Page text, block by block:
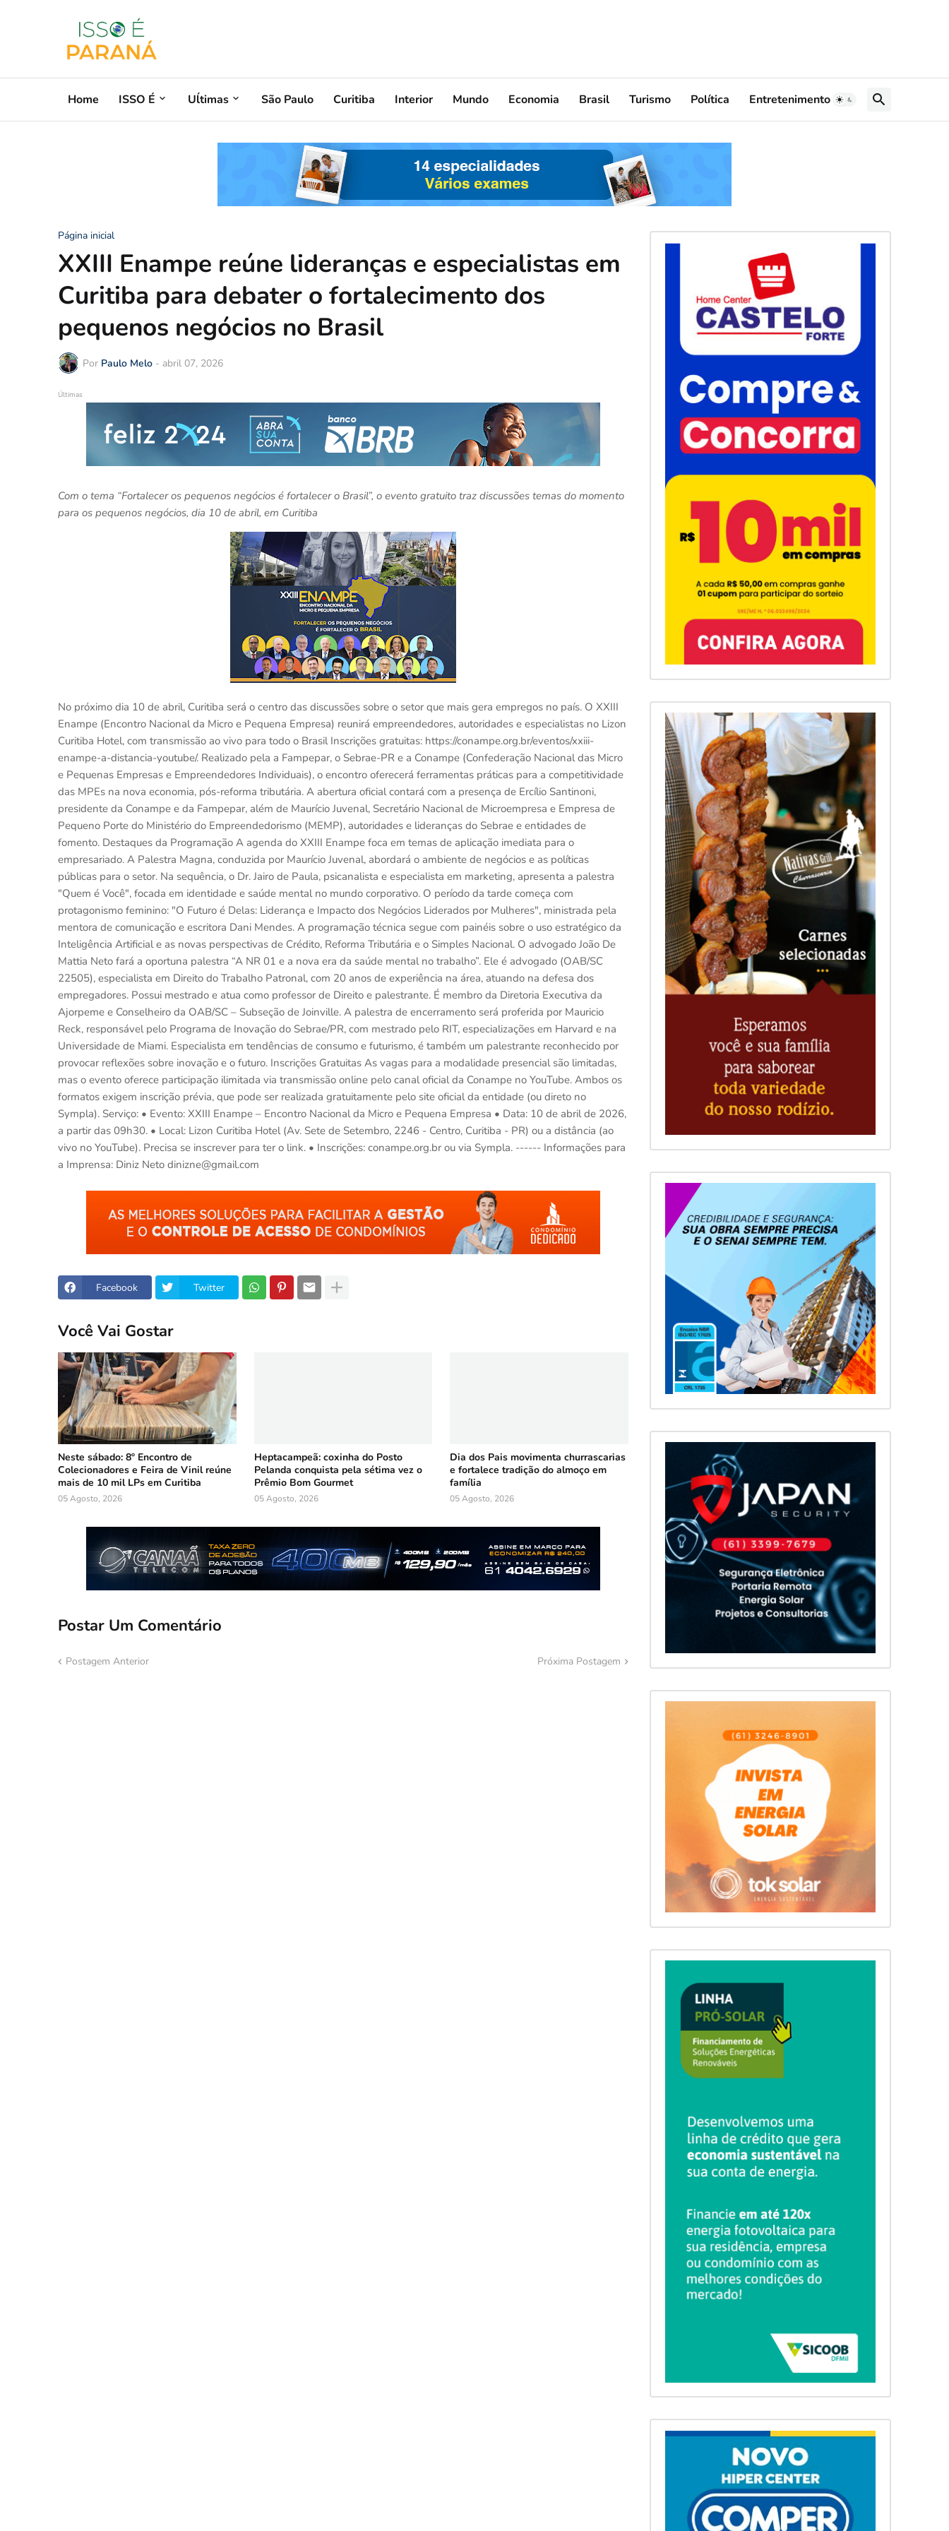
Home ISSO É Uĺtimas São Paulo Curitiba Interior Mundo Economia Brasil Turismo Política Entretenimento
Página inicial
XXIII Enampe reúne lideranças e especialistas em
Curitiba para debater o fortalecimento dos
pequenos negócios no Brasil
Por Paulo Melo - abril 07, 2026
Últimas
Com o tema “Fortalecer os pequenos negócios é fortalecer o Brasil”, o evento gratuito traz discussões temas do momento
para os pequenos negócios, dia 10 de abril, em Curitiba
No próximo dia 10 de abril, Curitiba será o centro das discussões sobre o setor que mais gera empregos no país. O XXIII
Enampe (Encontro Nacional da Micro e Pequena Empresa) reunirá empreendedores, autoridades e especialistas no Lizon
Curitiba Hotel, com transmissão ao vivo para todo o Brasil Inscrições gratuitas: https://conampe.org.br/eventos/xxiii-
enampe-a-distancia-youtube/. Realizado pela a Fampepar, o Sebrae-PR e a Conampe (Confederação Nacional das Micro
e Pequenas Empresas e Empreendedores Individuais), o encontro oferecerá ferramentas práticas para a competitividade
das MPEs na nova economia, pós-reforma tributária. A abertura oficial contará com a presença de Ercílio Santinoni,
presidente da Conampe e da Fampepar, além de Maurício Juvenal, Secretário Nacional de Microempresa e Empresa de
Pequeno Porte do Ministério do Empreendedorismo (MEMP), autoridades e lideranças do Sebrae e entidades de
fomento. Destaques da Programação A agenda do XXIII Enampe foca em temas de aplicação imediata para o
empresariado. A Palestra Magna, conduzida por Maurício Juvenal, abordará o ambiente de negócios e as políticas
públicas para o setor. Na sequência, o Dr. Jairo de Paula, psicanalista e especialista em marketing, apresenta a palestra
"Quem é Você", focada em identidade e saúde mental no mundo corporativo. O período da tarde começa com
protagonismo feminino: "O Futuro é Delas: Liderança e Impacto dos Negócios Liderados por Mulheres", ministrada pela
mentora de comunicação e escritora Dani Mendes. A programação técnica segue com painéis sobre o uso estratégico da
Inteligência Artificial e as novas perspectivas de Crédito, Reforma Tributária e o Simples Nacional. O advogado João De
Mattia Neto fará a oportuna palestra “A NR 01 e a nova era da saúde mental no trabalho”. Ele é advogado (OAB/SC
22505), especialista em Direito do Trabalho Patronal, com 20 anos de experiência na área, atuando na defesa dos
empregadores. Possui mestrado e atua como professor de Direito e palestrante. É membro da Diretoria Executiva da
Ajorpeme e Conselheiro da OAB/SC – Subseção de Joinville. A palestra de encerramento será proferida por Mauricio
Reck, responsável pelo Programa de Inovação do Sebrae/PR, com mestrado pelo RIT, especializações em Harvard e na
Universidade de Miami. Especialista em tendências de consumo e futurismo, é também um palestrante reconhecido por
provocar reflexões sobre inovação e o futuro. Inscrições Gratuitas As vagas para a modalidade presencial são limitadas,
mas o evento oferece participação ilimitada via transmissão online pelo canal oficial da Conampe no YouTube. Ambos os
formatos exigem inscrição prévia, que pode ser realizada gratuitamente pelo site oficial da entidade (ou direto no
Sympla). Serviço: • Evento: XXIII Enampe – Encontro Nacional da Micro e Pequena Empresa • Data: 10 de abril de 2026,
a partir das 09h30. • Local: Lizon Curitiba Hotel (Av. Sete de Setembro, 2246 - Centro, Curitiba - PR) ou a distância (ao
vivo no YouTube). Precisa se inscrever para ter o link. • Inscrições: conampe.org.br ou via Sympla. ------ Informações para
a Imprensa: Diniz Neto dinizne@gmail.com
Facebook Twitter
Você Vai Gostar
Neste sábado: 8º Encontro de
Colecionadores e Feira de Vinil reúne
mais de 10 mil LPs em Curitiba
05 Agosto, 2026
Heptacampeã: coxinha do Posto
Pelanda conquista pela sétima vez o
Prêmio Bom Gourmet
05 Agosto, 2026
Dia dos Pais movimenta churrascarias
e fortalece tradição do almoço em
família
05 Agosto, 2026
Postar Um Comentário
Postagem Anterior Próxima Postagem